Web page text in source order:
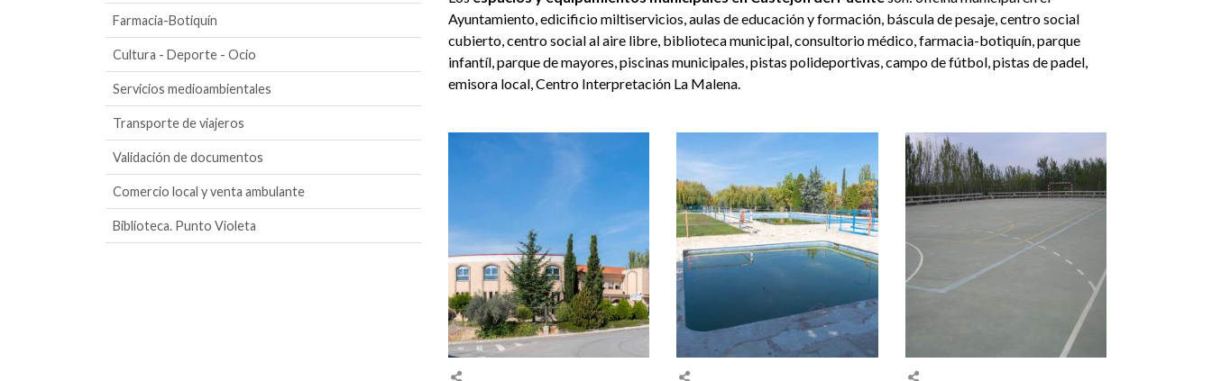
Farmacia-Botiquín
Cultura - Deporte - Ocio
Servicios medioambientales
Transporte de viajeros
Validación de documentos
Comercio local y venta ambulante
Biblioteca. Punto Violeta
Ayuntamiento, edicificio miltiservicios, aulas de educación y formación, báscula de pesaje, centro social
cubierto, centro social al aire libre, biblioteca municipal, consultorio médico, farmacia-botiquín, parque
infantíl, parque de mayores, piscinas municipales, pistas polideportivas, campo de fútbol, pistas de padel,
emisora local, Centro Interpretación La Malena.